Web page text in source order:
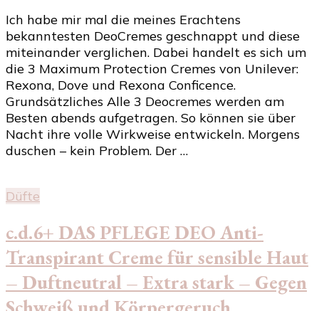
Maximum
Protection
Test
–
3
Deo
Cremes
im
Dove
vs.
Rexona
Confidence
Ich habe mir mal die meines Erachtens
bekanntesten DeoCremes geschnappt und diese
miteinander verglichen. Dabei handelt es sich um
die 3 Maximum Protection Cremes von Unilever:
Rexona, Dove und Rexona Conficence.
Grundsätzliches Alle 3 Deocremes werden am
Besten abends aufgetragen. So können sie über
Nacht ihre volle Wirkweise entwickeln. Morgens
duschen – kein Problem. Der …
Düfte
c.d.6+ DAS PFLEGE DEO Anti-
Transpirant Creme für sensible Haut
– Duftneutral – Extra stark – Gegen